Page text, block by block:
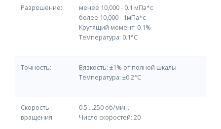
Разрешение:
менее 10,000 - 0.1 мПа*с
более 10,000 - 1мПа*с
Крутящий момент: 0.1%
Температура: 0.1°С
Точность:
Вязкость: ±1% от полной шкалы
Температура: ±0.2°C
Скорость
вращения:
0.5....250 об/мин.
Число скоростей: 20